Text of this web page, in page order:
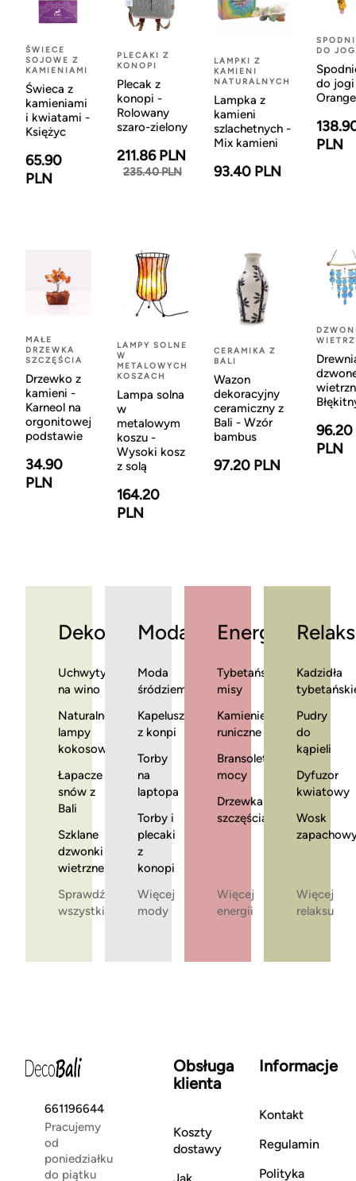
ŚWIECE
SOJOWE Z
KAMIENIAMI
Świeca z
kamieniami
i kwiatami -
Księżyc
65.90
PLN
PLECAKI Z
KONOPI
Plecak z
konopi -
Rolowany
szaro-zielony
211.86 PLN
235.40 PLN
LAMPKI Z
KAMIENI
NATURALNYCH
Lampka z
kamieni
szlachetnych -
Mix kamieni
93.40 PLN
DO
do
Orange
PLN
MAŁE
DRZEWKA
SZCZĘŚCIA
Drzewko z
kamieni -
Karneol na
orgonitowej
podstawie
34.90
PLN
LAMPY SOLNE
W
METALOWYCH
KOSZACH
Lampa solna
w
metalowym
koszu -
Wysoki kosz
z solą
164.20
PLN
CERAMIKA Z
BALI
Wazon
dekoracyjny
ceramiczny z
Bali - Wzór
bambus
97.20 PLN
96.20
PLN
Dekoracje
Uchwyty
na wino
Naturalne
lampy
kokosowe
Łapacze
snów z
Bali
Szklane
dzwonki
wietrzne
Sprawdź
wszystkie
Moda
Moda
śródziemnomorska
Kapelusze
z konpi
Torby
na
laptopa
Torby i
plecaki
z
konopi
Więcej
mody
Energia
Tybetańskie
misy
Kamienie
runiczne
Bransoletki
mocy
Drzewka
szczęścia
Więcej
energii
Relaks
Kadzidła
Pudry
do
kąpieli
Dyfuzor
kwiatowy
Wosk
Więcej
relaksu
661196644
Pracujemy
od
poniedziałku
do piątku
Obsługa
klienta
Koszty
dostawy
Informacje
Kontakt
Regulamin
Polityka